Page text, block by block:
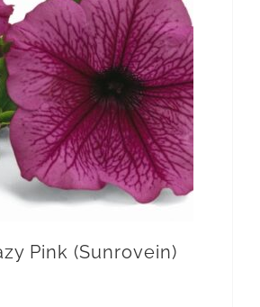
Pink (Sunrovein)